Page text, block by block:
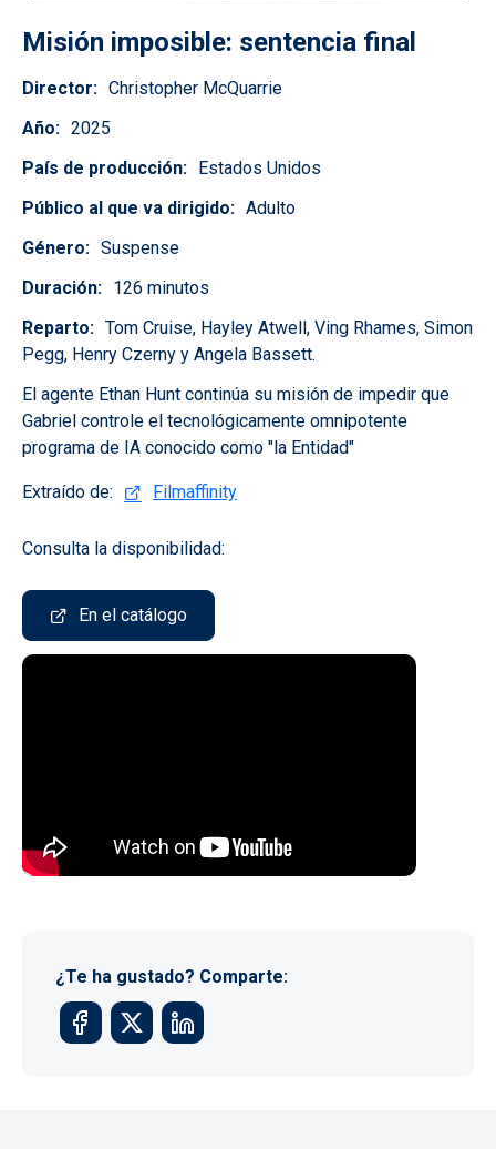
Misión imposible: sentencia final
Director
Christopher McQuarrie
Año
2025
País de producción
Estados Unidos
Público al que va dirigido
Adulto
Género
Suspense
Duración
126 minutos
Reparto
Tom Cruise, Hayley Atwell, Ving Rhames, Simon
Pegg, Henry Czerny y Angela Bassett.
El agente Ethan Hunt continúa su misión de impedir que
Gabriel controle el tecnológicamente omnipotente
programa de IA conocido como "la Entidad"
Extraído de: Filmaffinity
Consulta la disponibilidad:
En el catálogo
URL de Video remoto
¿Te ha gustado? Comparte: